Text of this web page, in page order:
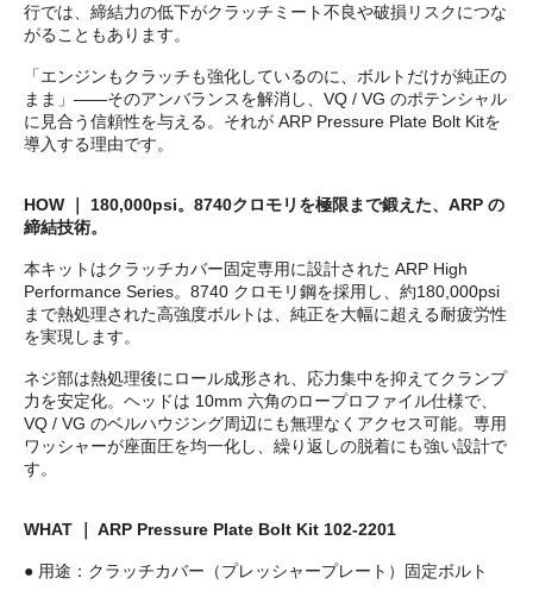
行では、締結力の低下がクラッチミート不良や破損リスクにつな
がることもあります。
「エンジンもクラッチも強化しているのに、ボルトだけが純正の
まま」――そのアンバランスを解消し、VQ / VG のポテンシャル
に見合う信頼性を与える。それが ARP Pressure Plate Bolt Kitを
導入する理由です。
HOW ｜ 180,000psi。8740クロモリを極限まで鍛えた、ARP の
締結技術。
本キットはクラッチカバー固定専用に設計された ARP High
Performance Series。8740 クロモリ鋼を採用し、約180,000psi
まで熱処理された高強度ボルトは、純正を大幅に超える耐疲労性
を実現します。
ネジ部は熱処理後にロール成形され、応力集中を抑えてクランプ
力を安定化。ヘッドは 10mm 六角のロープロファイル仕様で、
VQ / VG のベルハウジング周辺にも無理なくアクセス可能。専用
ワッシャーが座面圧を均一化し、繰り返しの脱着にも強い設計で
す。
WHAT ｜ ARP Pressure Plate Bolt Kit 102-2201
● 用途：クラッチカバー（プレッシャープレート）固定ボルト